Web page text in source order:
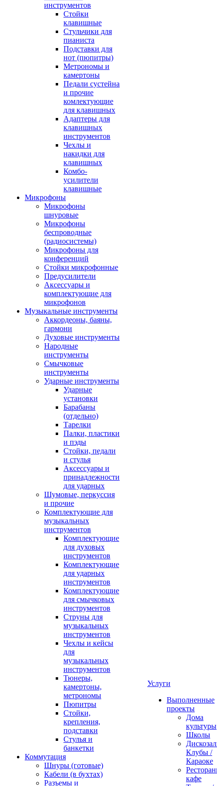
инструментов
Стойки
клавишные
Стульчики для
пианиста
Подставки для
нот (пюпитры)
Метрономы и
камертоны
Педали сустейна
и прочие
комлектующие
для клавишных
Адаптеры для
клавишных
инструментов
Чехлы и
накидки для
клавишных
Комбо-
усилители
клавишные
Микрофоны
Микрофоны
шнуровые
Микрофоны
беспроводные
(радиосистемы)
Микрофоны для
конференций
Стойки микрофонные
Предусилители
Аксессуары и
комплектующие для
микрофонов
Музыкальные инструменты
Аккордеоны, баяны,
гармони
Духовые инструменты
Народные
инструменты
Смычковые
инструменты
Ударные инструменты
Ударные
установки
Барабаны
(отдельно)
Тарелки
Палки, пластики
и пэды
Стойки, педали
и стулья
Аксессуары и
принадлежности
для ударных
Шумовые, перкуссия
и прочие
Комплектующие для
музыкальных
инструментов
Комплектующие
для духовых
инструментов
Комплектующие
для ударных
инструментов
Комплектующие
для смычковых
инструментов
Струны для
музыкальных
инструментов
Чехлы и кейсы
для
музыкальных
инструментов
Тюнеры,
камертоны,
метрономы
Пюпитры
Стойки,
крепления,
подставки
Стулья и
банкетки
Коммутация
Шнуры (готовые)
Кабели (в бухтах)
Разъемы и
Услуги
Выполненные
проекты
Дома
культуры
Школы
Клубы /
Караоке
кафе